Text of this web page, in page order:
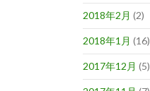
2018年2月 (2)
2018年1月 (16)
2017年12月 (5)